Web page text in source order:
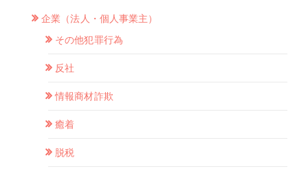
企業（法人・個人事業主）
その他犯罪行為
反社
情報商材詐欺
癒着
脱税